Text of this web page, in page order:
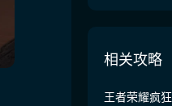
相关攻略